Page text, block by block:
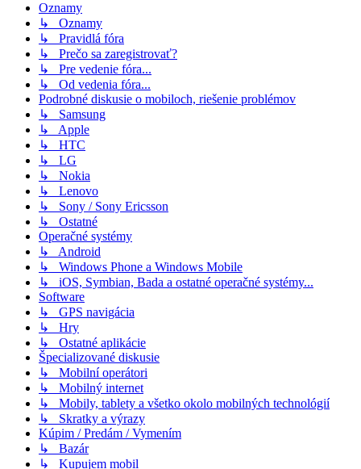
Oznamy
↳ Oznamy
↳ Pravidlá fóra
↳ Prečo sa zaregistrovať?
↳ Pre vedenie fóra...
↳ Od vedenia fóra...
Podrobné diskusie o mobiloch, riešenie problémov
↳ Samsung
↳ Apple
↳ HTC
↳ LG
↳ Nokia
↳ Lenovo
↳ Sony / Sony Ericsson
↳ Ostatné
Operačné systémy
↳ Android
↳ Windows Phone a Windows Mobile
↳ iOS, Symbian, Bada a ostatné operačné systémy...
Software
↳ GPS navigácia
↳ Hry
↳ Ostatné aplikácie
Špecializované diskusie
↳ Mobilní operátori
↳ Mobilný internet
↳ Mobily, tablety a všetko okolo mobilných technológií
↳ Skratky a výrazy
Kúpim / Predám / Vymením
↳ Bazár
↳ Kupujem mobil